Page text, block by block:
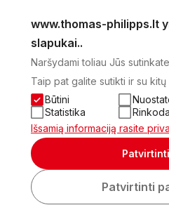
APIE
PRIVATUMO
2026 Visos teisės saugomos ©
Sukurta:
www.thomas-philipps.lt
slapukai..
Naršydami toliau Jūs
Taip pat galite sutikti ir su
Būtini
Statistika
Išsamią informaciją rasite
Patvirtinti